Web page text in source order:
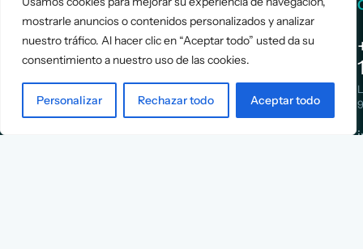
mostrarle anuncios o contenidos personalizados y analizar
nuestro tráfico. Al hacer clic en “Aceptar todo” usted da su
consentimiento a nuestro uso de las cookies.
Personalizar Rechazar todo Aceptar todo
Asociación
Services
Assessment
Positioning
Implementation
Info
About Us